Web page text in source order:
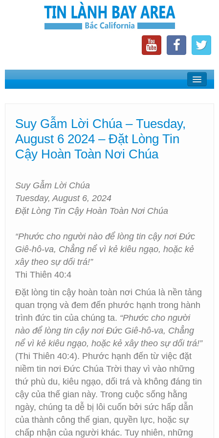
Home
Phát Thanh Tin Lành Bay Area
Các Hội Thánh Bắc California
Suy Gẫm Lời Chúa – Tuesday,
August 6 2024 – Đặt Lòng Tin
Cậy Hoàn Toàn Nơi Chúa
Suy Gẫm Lời Chúa
Tuesday, August 6, 2024
Đặt Lòng Tin Cậy Hoàn Toàn Nơi Chúa
“Phước cho người nào để lòng tin cậy nơi Đức
Giê-hô-va, Chẳng nể vì kẻ kiêu ngạo, hoặc kẻ
xây theo sự dối trá!”
Thi Thiên 40:4
Đặt lòng tin cậy hoàn toàn nơi Chúa là nền tảng
quan trọng và đem đến phước hạnh trong hành
trình đức tin của chúng ta. “Phước cho người
nào để lòng tin cậy nơi Đức Giê-hô-va, Chẳng
nể vì kẻ kiêu ngạo, hoặc kẻ xây theo sự dối trá!”
(Thi Thiên 40:4). Phước hạnh đến từ việc đặt
niềm tin nơi Đức Chúa Trời thay vì vào những
thứ phù du, kiêu ngạo, dối trá và không đáng tin
cậy của thế gian này. Trong cuộc sống hằng
ngày, chúng ta dễ bị lôi cuốn bởi sức hấp dẫn
của thành công thế gian, quyền lực, hoặc sự
chấp nhận của người khác. Tuy nhiên, những